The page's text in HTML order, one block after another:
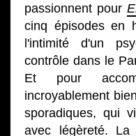
passionnent pour
cinq épisodes en
l'intimité d'un
contrôle dans le
Et pour
incroyablement
sporadiques, qui
avec légèreté.